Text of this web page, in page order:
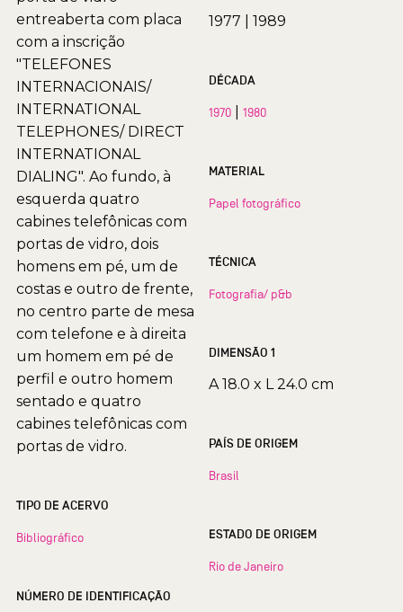
entreaberta com placa
com a inscrição
"TELEFONES
INTERNACIONAIS/
INTERNATIONAL
TELEPHONES/ DIRECT
INTERNATIONAL
DIALING". Ao fundo, à
esquerda quatro
cabines telefônicas com
portas de vidro, dois
homens em pé, um de
costas e outro de frente,
no centro parte de mesa
com telefone e à direita
um homem em pé de
perfil e outro homem
sentado e quatro
cabines telefônicas com
portas de vidro.
TIPO DE ACERVO
Bibliográfico
NÚMERO DE IDENTIFICAÇÃO
1977 1989
DÉCADA
1970 1980
MATERIAL
Papel fotográfico
TÉCNICA
Fotografia/ p&b
DIMENSÃO 1
A 18.0 x L 24.0 cm
PAÍS DE ORIGEM
Brasil
ESTADO DE ORIGEM
Rio de Janeiro